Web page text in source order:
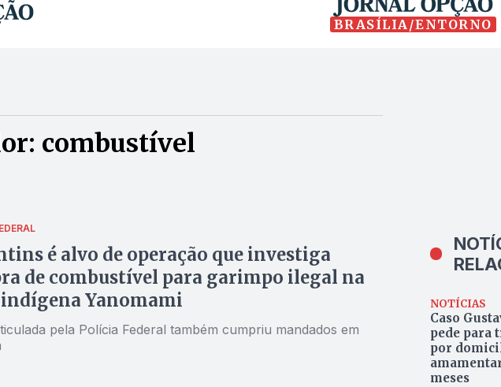
BRASÍLIA/ENTORNO
combustível
é alvo de operação que investiga
de combustível para garimpo ilegal na
Yanomami
pela Polícia Federal também cumpriu mandados em
NOTÍCIAS
Caso
pede para
por
meses